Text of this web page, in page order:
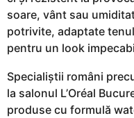
soare, vânt sau
potrivite, adaptate
pentru un look
Specialiștii români
la salonul L’Oréal
produse cu formulă